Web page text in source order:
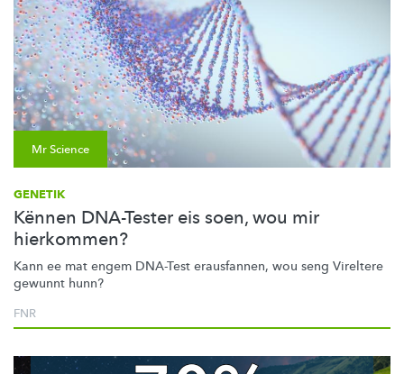
Mr Science
GENETIK
Kënnen DNA-Tester eis soen, wou mir
hierkommen?
Kann ee mat engem DNA-Test erausfannen, wou seng Vireltere
gewunnt hunn?
FNR